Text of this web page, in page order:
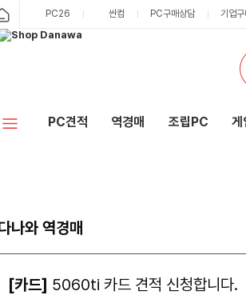
PC26 싼컴 PC구매상담 기업
PC견적 역경매 조립PC 게
나와 역경매
[카드] 5060ti 카드 견적 신청합니다.